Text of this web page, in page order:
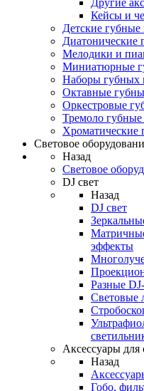
Другие
Кейсы и
Детские
Диатонические
Мелодики и
Миниатюрные
Наборы губных
Октавные
Оркестровые
Тремоло
Хроматические
Световое
Назад
Световое
DJ свет
Назад
DJ свет
эффекты
Разные
Световые
Аксессуары для
Назад
Гобо,